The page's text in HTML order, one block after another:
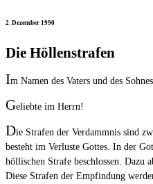
2. Dezember 1990
Die Höllenstrafen
Im Namen des Vaters und des
Geliebte im Herrn!
Die Strafen der Verdammnis sind
besteht im Verluste Gottes. In der
höllischen Strafe beschlossen. Dazu
Diese Strafen der Empfindung